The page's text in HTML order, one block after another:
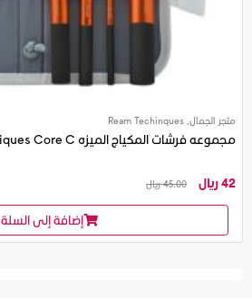
متجر الجمال, Ream Techinques
مجموعه فرشات المكياج الميزه Real Techniques Core C
42 ريال 45.00 ريال
إضافة إلى السلة